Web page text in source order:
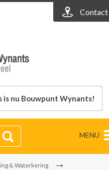
Contact
is nu Bouwpunt Wynants!
MENU
& Waterkering